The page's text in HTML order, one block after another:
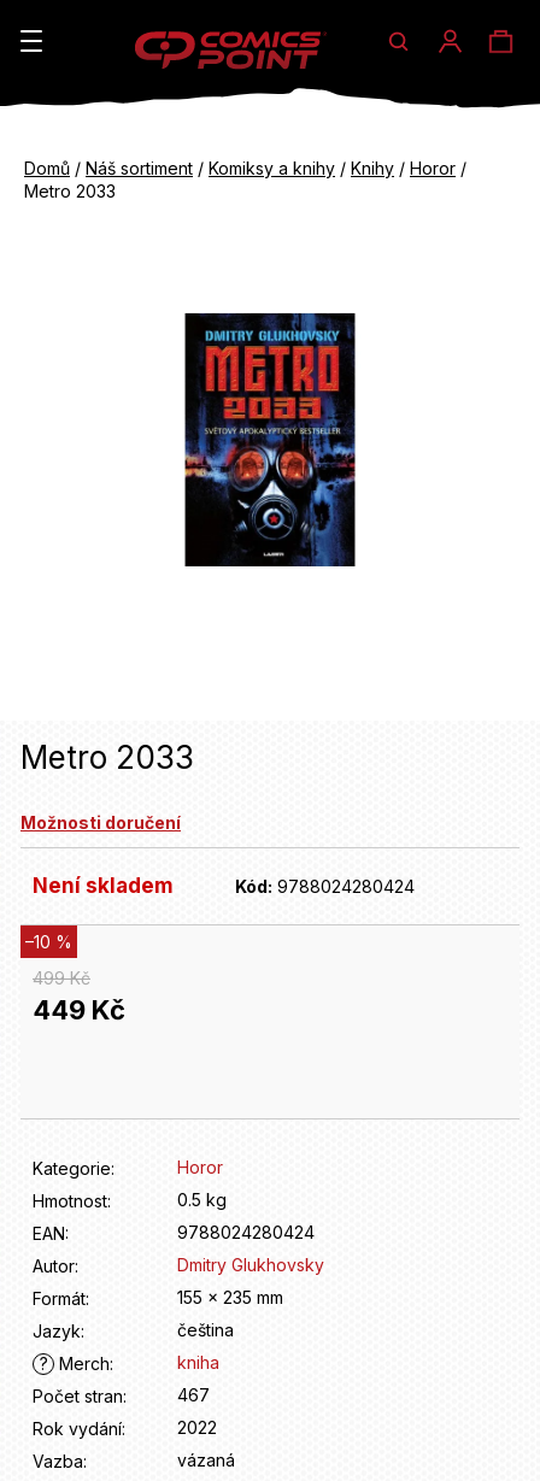
Hledat
Domů / Náš sortiment / Komiksy a knihy / Knihy / Horor /
Metro 2033
Metro 2033
Možnosti doručení
Není skladem Kód: 9788024280424
499 Kč
–10 %
449 Kč
Kategorie:
Horor
Hmotnost:
0.5 kg
EAN:
9788024280424
Autor:
Dmitry Glukhovsky
Formát:
155 x 235 mm
Jazyk:
čeština
? Merch:
kniha
Počet stran:
467
Rok vydání:
2022
Vazba:
vázaná
K
do
do
n
j
?
o
r
u
č
u
m
e